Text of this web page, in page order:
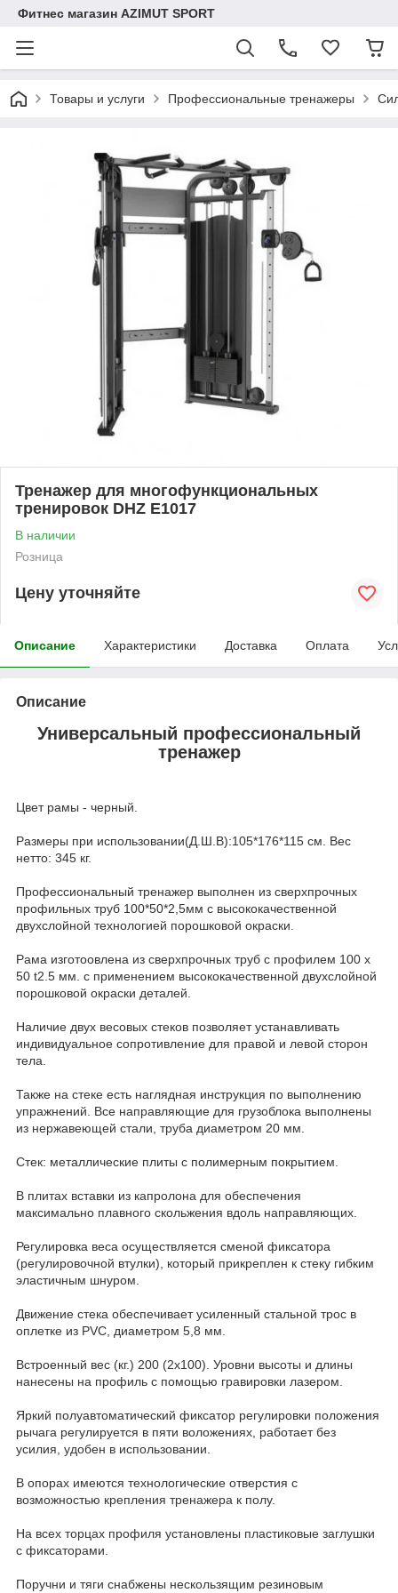
Фитнес магазин AZIMUT SPORT
Товары и услуги Профессиональные тренажеры
Тренажер для многофункциональных
тренировок DHZ E1017
В наличии
Розница
Цену уточняйте
Описание Характеристики Доставка Оплата
Описание
Универсальный профессиональный
тренажер
Цвет рамы - черный.
Размеры при использовании(Д.Ш.B):105*176*115 см. Вес
нетто: 345 кг.
Профессиональный тренажер выполнен из сверхпрочных
профильных труб 100*50*2,5мм с высококачественной
двухслойной технологией порошковой окраски.
Рама изготоовлена из сверхпрочных труб с профилем 100 x
50 t2.5 мм. с применением высококачественной двухслойной
порошковой окраски деталей.
Наличие двух весовых стеков позволяет устанавливать
индивидуальное сопротивление для правой и левой сторон
тела.
Также на стеке есть наглядная инструкция по выполнению
упражнений. Все направляющие для грузоблока выполнены
из нержавеющей стали, труба диаметром 20 мм.
Стек: металлические плиты с полимерным покрытием.
В плитах вставки из капролона для обеспечения
максимально плавного скольжения вдоль направляющих.
Регулировка веса осуществляется сменой фиксатора
(регулировочной втулки), который прикреплен к стеку гибким
эластичным шнуром.
Движение стека обеспечивает усиленный стальной трос в
оплетке из PVC, диаметром 5,8 мм.
Встроенный вес (кг.) 200 (2х100). Уровни высоты и длины
нанесены на профиль с помощью гравировки лазером.
Яркий полуавтоматический фиксатор регулировки положения
рычага регулируется в пяти воложениях, работает без
усилия, удобен в использовании.
В опорах имеются технологические отверстия с
возможностью крепления тренажера к полу.
На всех торцах профиля установлены пластиковые заглушки
с фиксаторами.
Поручни и тяги снабжены нескользящим резиновым